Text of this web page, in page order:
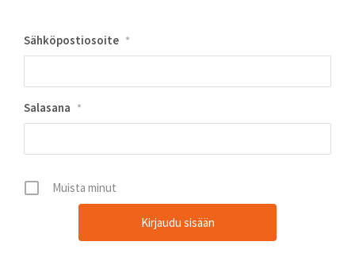
Sähköpostiosoite *
Salasana *
Muista minut